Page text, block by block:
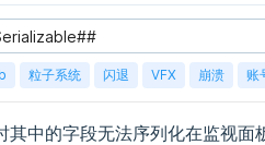
粒子系统 闪退 VFX 崩溃 账
中的字段无法序列化在监视面